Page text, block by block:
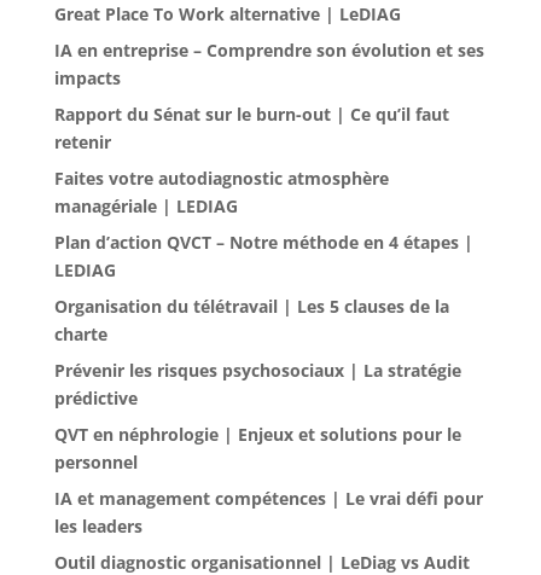
Great Place To Work alternative | LeDIAG
IA en entreprise – Comprendre son évolution et ses
impacts
Rapport du Sénat sur le burn-out | Ce qu’il faut
retenir
Faites votre autodiagnostic atmosphère
managériale | LEDIAG
Plan d’action QVCT – Notre méthode en 4 étapes |
LEDIAG
Organisation du télétravail | Les 5 clauses de la
charte
Prévenir les risques psychosociaux | La stratégie
prédictive
QVT en néphrologie | Enjeux et solutions pour le
personnel
IA et management compétences | Le vrai défi pour
les leaders
Outil diagnostic organisationnel | LeDiag vs Audit